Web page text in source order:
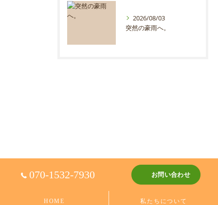
2026/08/03
突然の豪雨へ。
070-1532-7930 お問い合わせ
HOME 私たちについて